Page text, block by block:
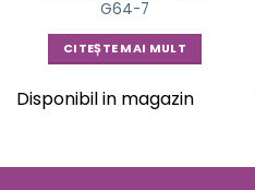
G64-7
CITEȘTE MAI MULT
Disponibil in magazin